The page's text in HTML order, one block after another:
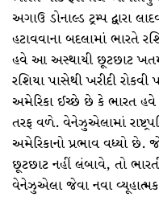
અગાઉ ડોનાલ્ડ ટ્રમ્પ દ્વારા
હટાવવાના બદલામાં ભારતે
હવે આ અસ્થાયી છૂટછાટ ખતમ
રશિયા પાસેથી ખરીદી
અમેરિકા ઈચ્છે છે કે ભારત હવે
તરફ વળે. વેનેઝુએલામાં
અમેરિકાનો પ્રભાવ વધ્યો છે.
છૂટછાટ નહીં લંબાવે, તો
વેનેઝુએલા જેવા નવા